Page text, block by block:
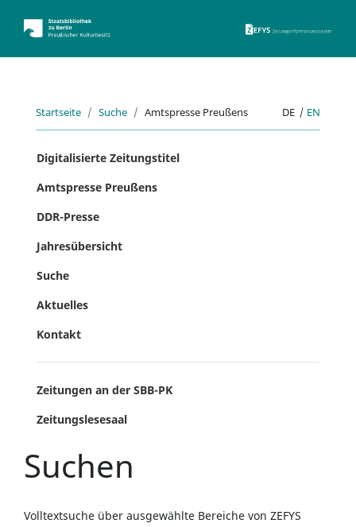
Startseite Suche Amtspresse Preußens DE | EN
Digitalisierte Zeitungstitel
Amtspresse Preußens
DDR-Presse
Jahresübersicht
Suche
Aktuelles
Kontakt
Zeitungen an der SBB-PK
Zeitungslesesaal
Suchen
Volltextsuche über ausgewählte Bereiche von ZEFYS